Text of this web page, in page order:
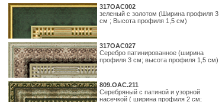
317OAC002
зеленый с золотом (Ширина профиля 3
см ; Высота профиля 1,5 см)
317OAC027
Серебро патинированное (ширина
профиля 3 см; высота профиля 1,5 см)
809.ОАС.211
Серебряный с патиной и узорной
насечкой ( ширина профиля 2 см;